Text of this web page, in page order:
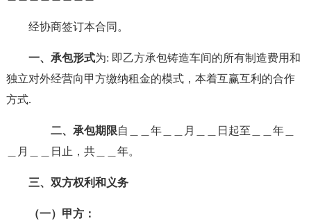
经协商签订本合同。
一、承包形式为: 即乙方承包铸造车间的所有制造费用和
独立对外经营向甲方缴纳租金的模式，本着互赢互利的合作
方式.
二、承包期限自＿＿年＿＿月＿＿日起至＿＿年＿
＿月＿＿日止，共＿＿年。
三、双方权利和义务
（一）甲方：